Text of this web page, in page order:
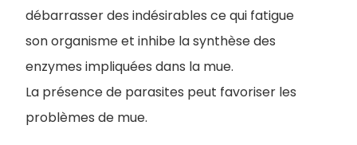
débarrasser des indésirables ce qui fatigue
son organisme et inhibe la synthèse des
enzymes impliquées dans la mue.
La présence de parasites peut favoriser les
problèmes de mue.